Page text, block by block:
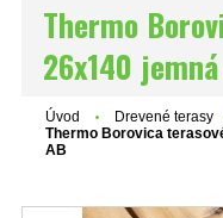
Thermo
26x140
Úvod Drevené terasy
Thermo Borovica
AB